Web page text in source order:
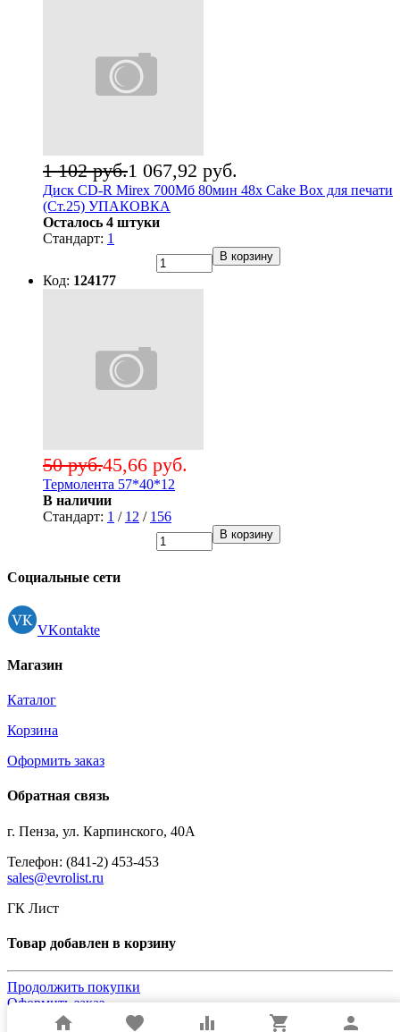
1 067,92 руб.
1 102 руб.
Диск CD-R Mirex 700Мб 80мин 48x Cake Box для печати
(Ст.25) УПАКОВКА
Осталось 4 штуки
Стандарт: 1
В корзину
Код: 124177
45,66 руб.
50 руб.
Термолента 57*40*12
В наличии
Стандарт: 1 / 12 / 156
В корзину
Социальные сети
VKontakte
Магазин
Каталог
Корзина
Оформить заказ
Обратная связь
г. Пенза, ул. Карпинского, 40А
Телефон: (841-2) 453-453
sales@evrolist.ru
ГК Лист
Товар добавлен в корзину
Продолжить покупки
Оформить заказ
home favorite equalizer shopping_cart person